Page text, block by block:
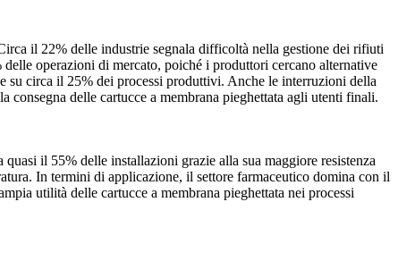
il 22% delle industrie segnala difficoltà nella gestione dei rifiuti
operazioni di mercato, poiché i produttori cercano alternative
circa il 25% dei processi produttivi. Anche le interruzioni della
delle cartucce a membrana pieghettata agli utenti finali.
il 55% delle installazioni grazie alla sua maggiore resistenza
In termini di applicazione, il settore farmaceutico domina con il
utilità delle cartucce a membrana pieghettata nei processi